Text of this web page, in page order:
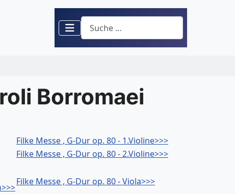
Suchen
Borromaei
Filke Messe , G-Dur op. 80 - 1.Violine>>>
Filke Messe , G-Dur op. 80 - 2.Violine>>>
Filke Messe , G-Dur op. 80 - Viola>>>